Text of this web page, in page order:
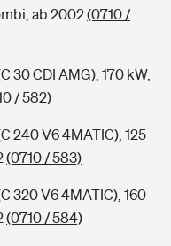
ab 2002(0710 /
30 CDI AMG), 170 kW,
/ 582)
240 V6 4MATIC), 125
(0710 / 583)
320 V6 4MATIC), 160
(0710 / 584)